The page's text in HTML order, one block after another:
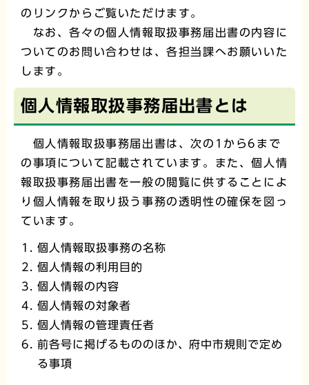
のリンクからご覧いただけます。
なお、各々の個人情報取扱事務届出書の内容に
ついてのお問い合わせは、各担当課へお願いいた
します。
個人情報取扱事務届出書とは
個人情報取扱事務届出書は、次の1から6まで
の事項について記載されています。また、個人情
報取扱事務届出書を一般の閲覧に供することによ
り個人情報を取り扱う事務の透明性の確保を図っ
ています。
個人情報取扱事務の名称
個人情報の利用目的
個人情報の内容
個人情報の対象者
個人情報の管理責任者
前各号に掲げるもののほか、府中市規則で定め
る事項